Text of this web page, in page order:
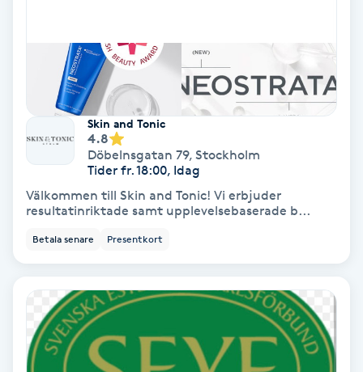
Permanent hårborttagning
Permanent ögonbrynsmakeup
Personal shopper
Personlig tränare
Piercing
Pigmentbehandling
Skin and Tonic
4.8
Döbelnsgatan 79, Stockholm
Tider fr. 18:00, Idag
Välkommen till Skin and Tonic! Vi erbjuder
resultatinriktade samt upplevelsebaserade b...
Betala senare Presentkort